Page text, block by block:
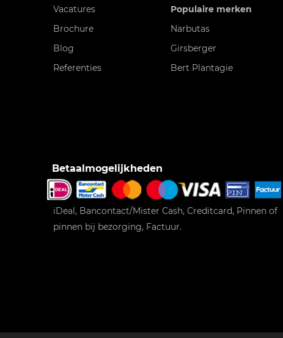
Vacatures
Populaire merken
Brochure
Narbutas
Blog
Girsberger
Referenties
Bert Plantagie
Betaalmogelijkheden
iDeal, Bancontact/Mister Cash, Creditcard, Pinnen of
pinnen bij bezorging, Factuur.